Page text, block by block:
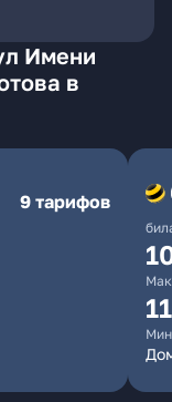
Имени
в
9 тарифов